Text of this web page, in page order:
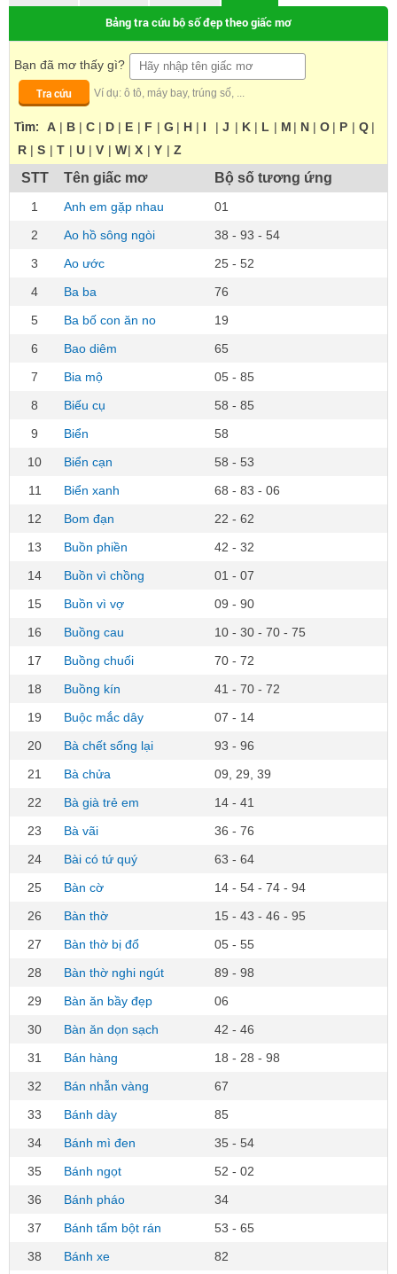
Bảng tra cứu bộ số đẹp theo giấc mơ
Bạn đã mơ thấy gì?
Tra cứu
Ví dụ: ô tô, máy bay, trúng số, ...
Tìm: A | B | C | D | E | F | G | H | I | J | K | L | M | N | O | P | Q |
R | S | T | U | V | W| X | Y | Z
STT Tên giấc mơ Bộ số tương ứng
1 Anh em gặp nhau
01
2
Ao hồ sông ngòi
38 - 93 - 54
3
Ao ước
25 - 52
4
Ba ba
76
5
Ba bố con ăn no
19
6
Bao diêm
65
7
Bia mộ
05 - 85
8
Biếu cụ
58 - 85
9
Biển
58
10
Biển cạn
58 - 53
11
Biển xanh
68 - 83 - 06
12
Bom đạn
22 - 62
13
Buồn phiền
42 - 32
14
Buồn vì chồng
01 - 07
15
Buồn vì vợ
09 - 90
16
Buồng cau
10 - 30 - 70 - 75
17
Buồng chuối
70 - 72
18
Buồng kín
41 - 70 - 72
19
Buộc mắc dây
07 - 14
20
Bà chết sống lại
93 - 96
21
Bà chửa
09, 29, 39
22
Bà già trẻ em
14 - 41
23
Bà vãi
36 - 76
24
Bài có tứ quý
63 - 64
25
Bàn cờ
14 - 54 - 74 - 94
26
Bàn thờ
15 - 43 - 46 - 95
27
Bàn thờ bị đổ
05 - 55
28
Bàn thờ nghi ngút
89 - 98
29
Bàn ăn bầy đẹp
06
30
Bàn ăn dọn sạch
42 - 46
31
Bán hàng
18 - 28 - 98
32
Bán nhẫn vàng
67
33
Bánh dày
85
34
Bánh mì đen
35 - 54
35
Bánh ngọt
52 - 02
36
Bánh pháo
34
37
Bánh tẩm bột rán
53 - 65
38
Bánh xe
82